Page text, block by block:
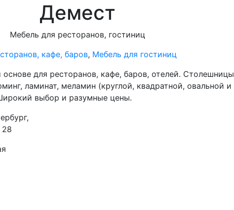
Демест
Мебель для ресторанов, гостиниц
кафе, баров, Мебель для гостиниц
для ресторанов, кафе, баров, отелей. Столешницы
ламинат, меламин (круглой, квадратной, овальной и
выбор и разумные цены.
28